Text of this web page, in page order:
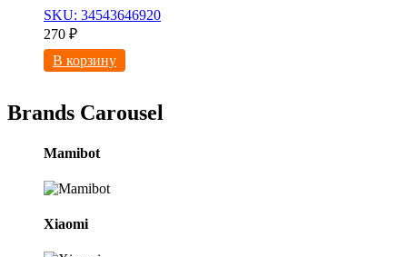
SKU: 34543646920
270 ₽
В корзину
Brands Carousel
Mamibot
Xiaomi